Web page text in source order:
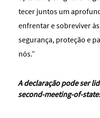
tecer juntos um
enfrentar e sobreviver
segurança, proteção e
nós.”
A declaração pode ser
second-meeting-of-